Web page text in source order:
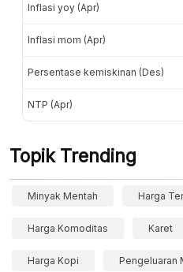
Inflasi yoy (Apr)
Inflasi mom (Apr)
Persentase kemiskinan (Des)
NTP (Apr)
Topik Trending
Minyak Mentah Harga
Harga Komoditas Karet
Harga Kopi Pengeluaran